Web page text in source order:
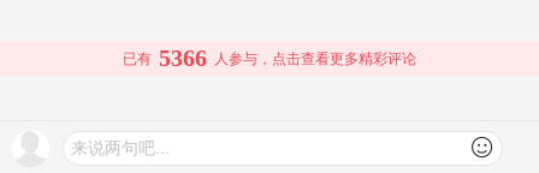
来说两句吧...
已有 5366 人参与，点击查看更多精彩评论